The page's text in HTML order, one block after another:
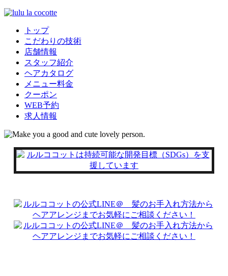
トップ
こだわりの技術
店舗情報
スタッフ紹介
ヘアカタログ
メニュー料金
クーポン
WEB予約
求人情報